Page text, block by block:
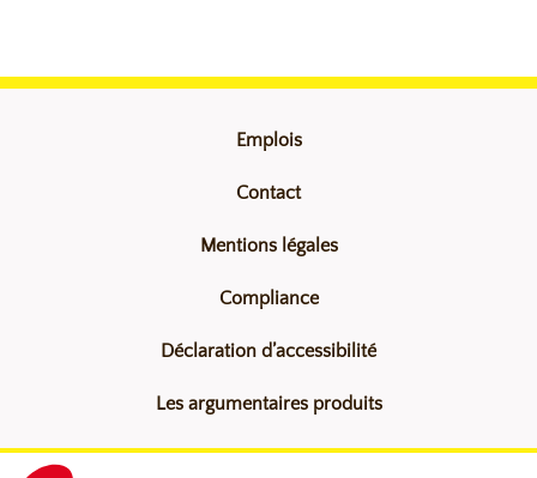
Emplois
Contact
Mentions légales
Compliance
Déclaration d’accessibilité
Les argumentaires produits